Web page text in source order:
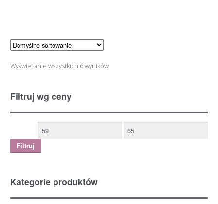
Wyświetlanie wszystkich 6 wyników
Filtruj wg ceny
Filtruj
Kategorie produktów